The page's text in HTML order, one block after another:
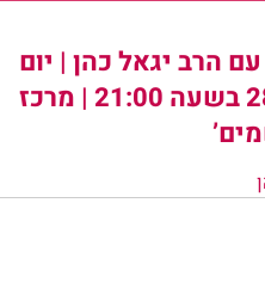
הרב יגאל כהן | יום
חמישי 28.6 בשעה 21:00 | מרכז